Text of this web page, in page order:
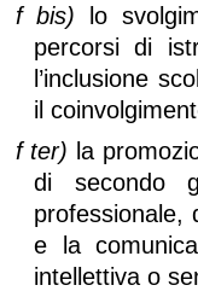
f bis)
lo
percorsi di
l’inclusione
il
f ter) la
di secondo
professionale,
e la
intellettiva o